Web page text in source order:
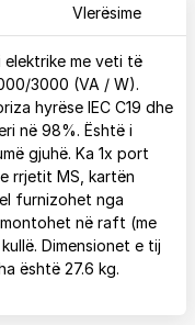
Vlerësime
elektrike me veti të
3000 (VA / W).
hyrëse IEC C19 dhe
në 98%. Është i
gjuhë. Ka 1x port
rrjetit MS, kartën
furnizohet nga
në raft (me
Dimensionet e tij
është 27.6 kg.